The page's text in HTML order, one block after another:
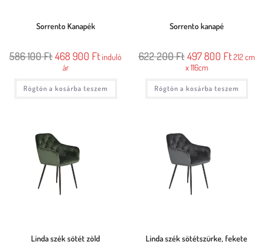
Sorrento Kanapék
586 100Ft468 900 Ftinduló
ár
Rögtön a kosárba teszem
Sorrento kanapé
622 200Ft 497 800 Ft212 cm
x 116cm
Rögtön a kosárba teszem
Linda szék sötét zöld
Linda szék sötétszürke, fekete